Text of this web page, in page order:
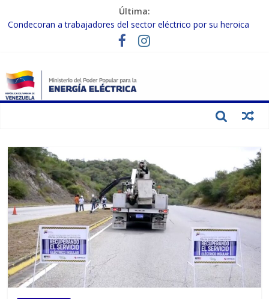
Última:
Condecoran a trabajadores del sector eléctrico por su heroica
labor tras el doble sismo del 24-J
Gobierno Nacional coordina acciones con el sector privado para
Inspeccionan trabajos de rehabilitación en instalaciones del SEN
en Carabobo
Gobierno Nacional activa plan preventivo para fortalecer el SEN